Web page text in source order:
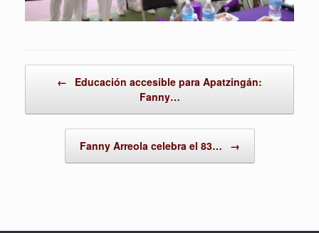
←
Educación accesible para Apatzingán:
Fanny…
Fanny Arreola celebra el 83… →